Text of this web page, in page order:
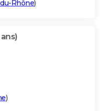
Rhône)
)